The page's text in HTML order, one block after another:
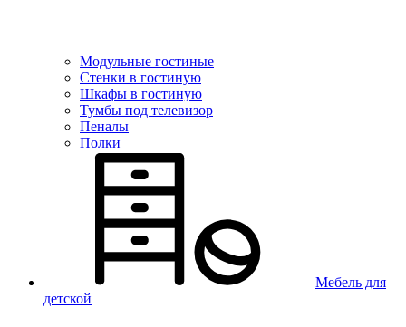
Модульные гостиные
Стенки в гостиную
Шкафы в гостиную
Тумбы под телевизор
Пеналы
Полки
Мебель для
детской